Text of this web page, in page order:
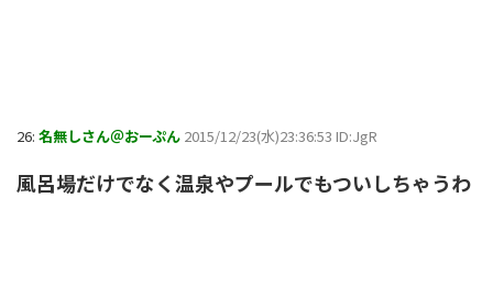
26: 名無しさん＠おーぷん 2015/12/23(水)23:36:53 ID:JgR
風呂場だけでなく温泉やプールでもついしちゃうわ